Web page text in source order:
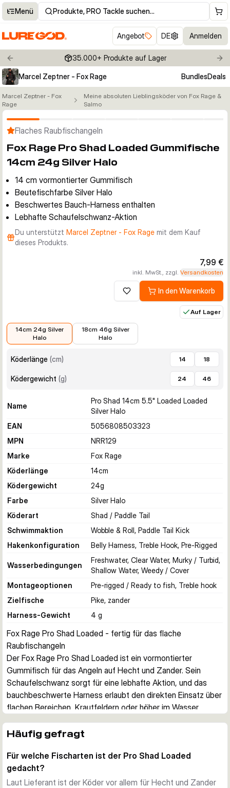
Menü Produkte, PRO Tackle suchen…
Angebot DE Anmelden
Previous slide 35.000+ Produkte auf Lager
Marcel Zeptner - Fox Rage
BundlesDeals
Marcel Zeptner - Fox
Rage
Meine absoluten Lieblingsköder von Fox Rage &
Salmo
Flaches Raubfischangeln
Fox Rage Pro Shad Loaded Gummifische
14cm 24g Silver Halo
14 cm vormontierter Gummifisch
Beutefischfarbe Silver Halo
Beschwertes Bauch-Harness enthalten
Lebhafte Schaufelschwanz-Aktion
Du unterstützt Marcel Zeptner - Fox Rage mit dem Kauf
dieses Produkts.
7,99 €
inkl. MwSt., zzgl. Versandkosten
Zur Wunschliste hinzufügen
In den Warenkorb
Auf Lager
14cm 24g Silver
Halo
18cm 46g Silver
Halo
Köderlänge (cm) 14 18
Ködergewicht (g) 24 46
Name
Pro Shad 14cm 5.5" Loaded Loaded
Silver Halo
EAN
5056808503323
MPN
NRR129
Marke
Fox Rage
Köderlänge
14cm
Ködergewicht
24g
Farbe
Silver Halo
Köderart
Shad / Paddle Tail
Schwimmaktion
Wobble & Roll, Paddle Tail Kick
Hakenkonfiguration
Belly Harness, Treble Hook, Pre-Rigged
Wasserbedingungen
Freshwater, Clear Water, Murky / Turbid,
Shallow Water, Weedy / Cover
Montageoptionen
Pre-rigged / Ready to fish, Treble hook
Zielfische
Pike, zander
Harness-Gewicht
4 g
Fox Rage Pro Shad Loaded - fertig für das flache
Raubfischangeln
Der Fox Rage Pro Shad Loaded ist ein vormontierter
Gummifisch für das Angeln auf Hecht und Zander. Sein
Schaufelschwanz sorgt für eine lebhafte Aktion, und das
bauchbeschwerte Harness erlaubt den direkten Einsatz über
flachen Bereichen, Krautfeldern oder höher im Wasser.
Jeder Köder ist bereits mit einem beschwerten Bauch-
schnell erledigt, und der Köder läuft von Beginn an
ausgewogen.
Natürliche Schwimmaktion
Häufig gefragt
Für welche Fischarten ist der Pro Shad Loaded
gedacht?
Laut Lieferant ist der Köder vor allem für Hecht und Zander